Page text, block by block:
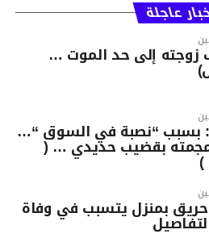
عاجلة
زوجته إلى حد الموت …
بسبب “نصبة في السوق “…
بقضيب حديدي … (
)
بمنزل يتسبب في وفاة